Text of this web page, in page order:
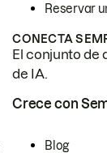
Reservar
CONECTA
El conjunto de
de IA.
Crece con
Blog